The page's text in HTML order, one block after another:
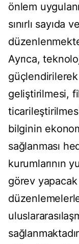
önlem
sınırlı sayıda
Ayrıca,
geliştirilmesi,
bilginin
sağlanması
kurumlarının
görev